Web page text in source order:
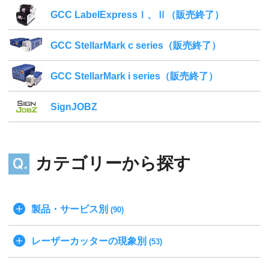
GCC LabelExpressⅠ、Ⅱ（販売終了）
GCC StellarMark c series（販売終了）
GCC StellarMark i series（販売終了）
SignJOBZ
カテゴリーから探す
製品・サービス別 (90)
レーザーカッターの現象別 (53)